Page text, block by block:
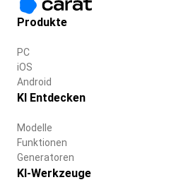
Produkte
PC
iOS
Android
KI Entdecken
Modelle
Funktionen
Generatoren
KI-Werkzeuge